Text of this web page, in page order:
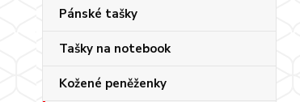
Pánské tašky
Tašky na notebook
Kožené peněženky